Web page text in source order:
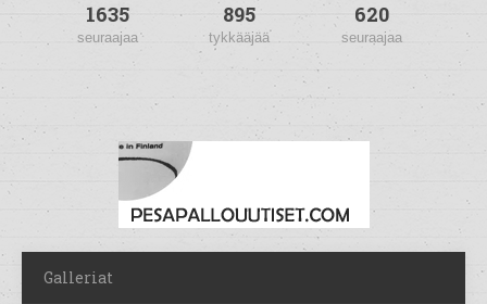
1635
seuraajaa
895
tykkääjää
620
seuraajaa
Galleriat